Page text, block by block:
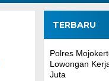
TERBARU
Polres
Lowongan
Juta